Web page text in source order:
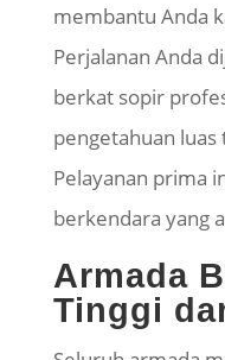
membantu Anda
Perjalanan Anda
berkat sopir
pengetahuan
Pelayanan prima
berkendara yang
​Armada
Tinggi